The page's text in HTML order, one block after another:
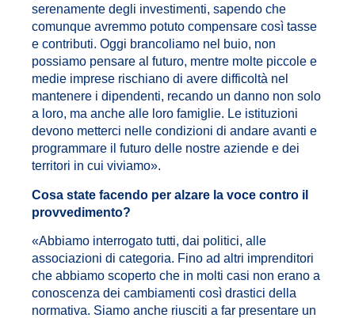
serenamente degli investimenti, sapendo che
comunque avremmo potuto compensare così tasse
e contributi. Oggi brancoliamo nel buio, non
possiamo pensare al futuro, mentre molte piccole e
medie imprese rischiano di avere difficoltà nel
mantenere i dipendenti, recando un danno non solo
a loro, ma anche alle loro famiglie. Le istituzioni
devono metterci nelle condizioni di andare avanti e
programmare il futuro delle nostre aziende e dei
territori in cui viviamo».
Cosa state facendo per alzare la voce contro il
provvedimento?
«Abbiamo interrogato tutti, dai politici, alle
associazioni di categoria. Fino ad altri imprenditori
che abbiamo scoperto che in molti casi non erano a
conoscenza dei cambiamenti così drastici della
normativa. Siamo anche riusciti a far presentare un